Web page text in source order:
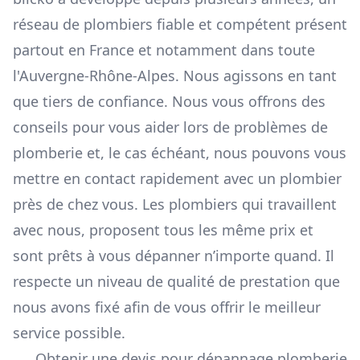
réseau de plombiers fiable et compétent présent
partout en France et notamment dans toute
l'Auvergne-Rhône-Alpes. Nous agissons en tant
que tiers de confiance. Nous vous offrons des
conseils pour vous aider lors de problèmes de
plomberie et, le cas échéant, nous pouvons vous
mettre en contact rapidement avec un plombier
près de chez vous. Les plombiers qui travaillent
avec nous, proposent tous les même prix et
sont prêts à vous dépanner n’importe quand. Il
respecte un niveau de qualité de prestation que
nous avons fixé afin de vous offrir le meilleur
service possible.